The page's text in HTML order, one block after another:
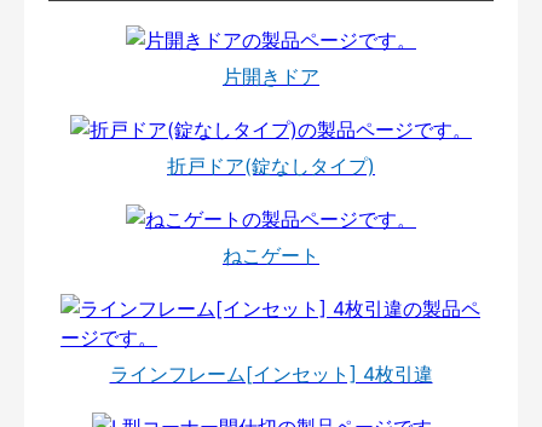
片開きドア
折戸ドア(錠なしタイプ)
ねこゲート
ラインフレーム[インセット] 4枚引違